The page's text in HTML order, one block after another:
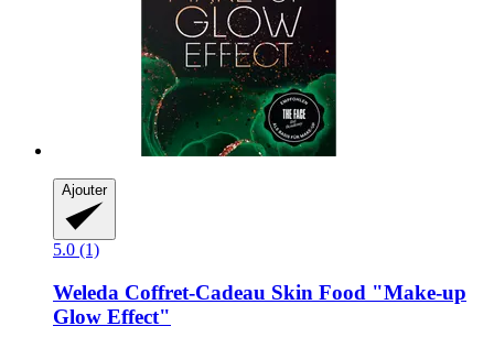
Ajouter
5.0 (1)
Weleda Coffret-​Cadeau Skin Food "Make-​up
Glow Effect"